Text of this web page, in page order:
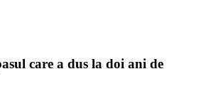
care a dus la doi ani de